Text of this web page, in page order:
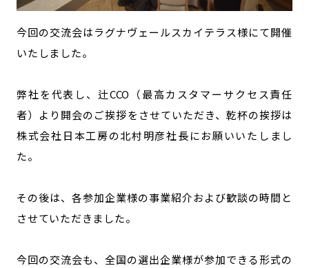
今回の交流会はラグナヴェールスカイテラス様にて開催
いたしました。
弊社を代表し、辻CCO（最高カスタマーサクセス責任
者）より開会のご挨拶をさせていただき、乾杯の挨拶は
株式会社日本工房の北村明彦社長にお願いいたしまし
た。
その後は、各参加企業様の事業紹介および歓談の時間と
させていただきました。
今回の交流会も、全国の選出企業様が参加できる形式の